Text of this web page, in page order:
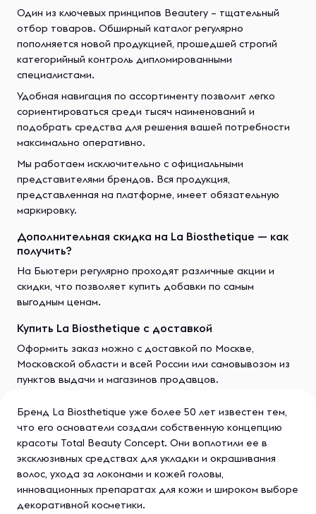
Один из ключевых принципов Beautery – тщательный
отбор товаров. Обширный каталог регулярно
пополняется новой продукцией, прошедшей строгий
категорийный контроль дипломированными
специалистами.
Удобная навигация по ассортименту позволит легко
сориентироваться среди тысяч наименований и
подобрать средства для решения вашей потребности
максимально оперативно.
Мы работаем исключительно с официальными
представителями брендов. Вся продукция,
представленная на платформе, имеет обязательную
маркировку.
Дополнительная скидка на La Biosthetique — как
получить?
На Бьютери регулярно проходят различные акции и
скидки, что позволяет купить добавки по самым
выгодным ценам.
Купить La Biosthetique с доставкой
Оформить заказ можно с доставкой по Москве,
Московской области и всей России или самовывозом из
пунктов выдачи и магазинов продавцов.
Бренд La Biosthetique уже более 50 лет известен тем,
что его основатели создали собственную концепцию
красоты Total Beauty Concept. Они воплотили ее в
эксклюзивных средствах для укладки и окрашивания
волос, ухода за локонами и кожей головы,
инновационных препаратах для кожи и широком выборе
декоративной косметики.